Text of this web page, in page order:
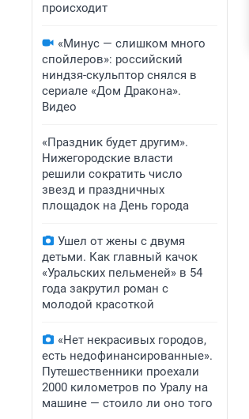
происходит
«Минус — слишком много
спойлеров»: российский
ниндзя-скульптор снялся в
сериале «Дом Дракона».
Видео
«Праздник будет другим».
Нижегородские власти
решили сократить число
звезд и праздничных
площадок на День города
Ушел от жены с двумя
детьми. Как главный качок
«Уральских пельменей» в 54
года закрутил роман с
молодой красоткой
«Нет некрасивых городов,
есть недофинансированные».
Путешественники проехали
2000 километров по Уралу на
машине — стоило ли оно того